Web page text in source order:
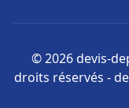
© 2026 devis-
droits réservés -